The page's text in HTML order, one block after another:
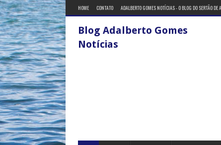
HOME CONTATO ADALBERTO GOMES NOTÍCIAS - O BLOG DO SERTÃO DE
Blog Adalberto Gomes
Notícias